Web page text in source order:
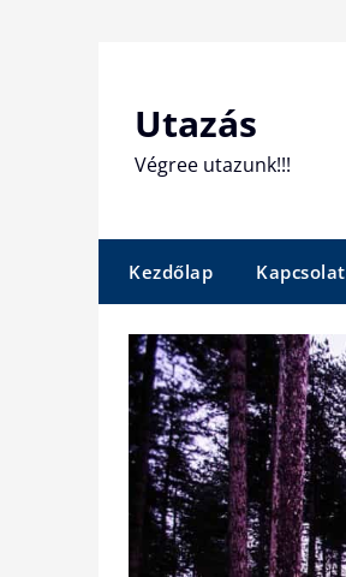
Utazás
Végree utazunk!!!
Kezdőlap Kapcsolat